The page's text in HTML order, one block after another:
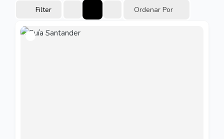
Filter
Ordenar Por